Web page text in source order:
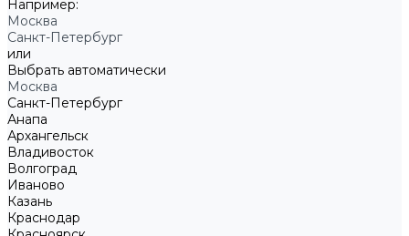
Например:
Москва
Санкт-Петербург
или
Выбрать автоматически
Москва
Санкт-Петербург
Анапа
Архангельск
Владивосток
Волгоград
Иваново
Казань
Краснодар